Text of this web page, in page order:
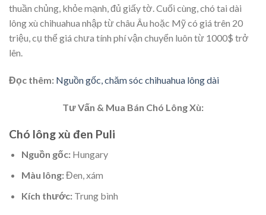
thuần chủng, khỏe mạnh, đủ giấy tờ. Cuối cùng, chó tai dài
lông xù chihuahua nhập từ châu Âu hoặc Mỹ có giá trên 20
triệu, cụ thể giá chưa tính phí vận chuyển luôn từ 1000$ trở
lên.
Đọc thêm: Nguồn gốc, chăm sóc chihuahua lông dài
Tư Vấn & Mua Bán Chó Lông Xù:
Chó lông xù đen Puli
Nguồn gốc:Hungary
Màu lông:Đen, xám
Kích thước:Trung bình